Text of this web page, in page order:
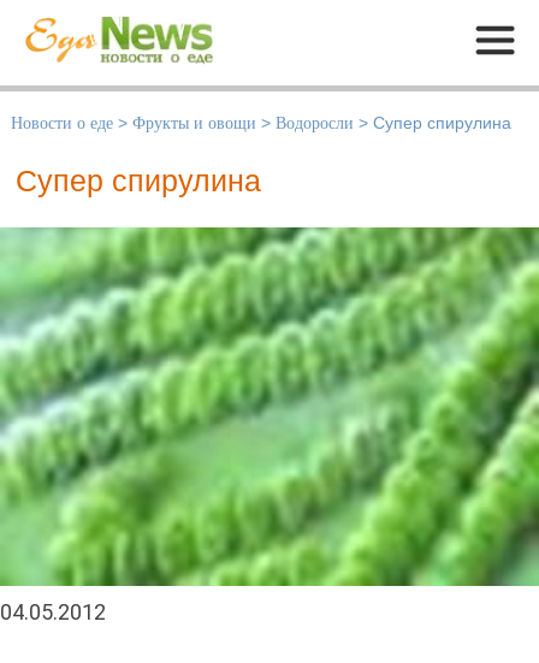
Меню
Новости о еде > Фрукты и овощи > Водоросли > Супер спирулина
Супер спирулина
04.05.2012